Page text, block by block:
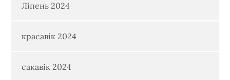
Ліпень 2024
красавік 2024
сакавік 2024